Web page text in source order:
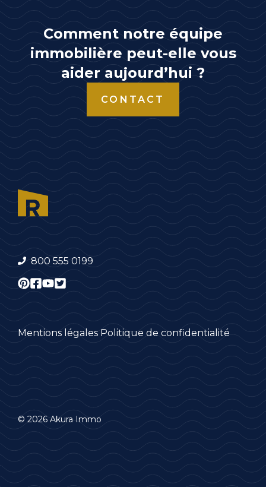
Comment notre équipe
immobilière peut-elle vous
aider aujourd’hui ?
CONTACT
800 555 0199
Mentions légales Politique de confidentialité
© 2026 Akura Immo